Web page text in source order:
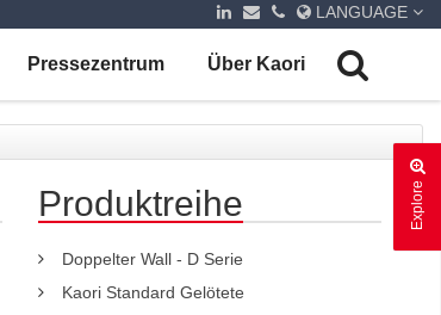
LANGUAGE
Pressezentrum Über Kaori
Explore
Produktreihe
Doppelter Wall - D Serie
Kaori Standard Gelötete